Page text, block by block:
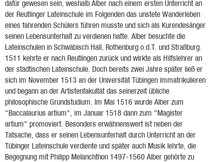
dafür gewesen sein, weshalb Alber nach einem ersten Unterricht an
der Reutlinger Lateinschule im Folgenden das unstete Wanderleben
eines fahrenden Schülers führen musste und sich als Kurendesänger
seinen Lebensunterhalt zu verdienen hatte. Alber besuchte die
Lateinschulen in Schwäbisch Hall, Rothenburg o.d.T. und Straßburg.
1511 kehrte er nach Reutlingen zurück und wirkte als Hilfslehrer an
der städtischen Lateinschule. Doch bereits zwei Jahre später ließ er
sich im November 1513 an der Universität Tübingen immatrikulieren
und begann an der Artistenfakultät das seinerzeit übliche
philosophische Grundstudium. Im Mai 1516 wurde Alber zum
"Baccalaurius artium", im Januar 1518 dann zum "Magister
artium" promoviert. Besonders erwähnenswert ist neben der
Tatsache, dass er seinen Lebensunterhalt durch Unterricht an der
Tübinger Lateinschule verdiente und später auch Musik lehrte, die
Begegnung mit Philipp Melanchthon 1497-1560 Alber gehörte zu